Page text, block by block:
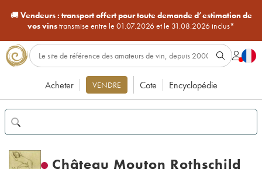
🚚Vendeurs : transport offert pour toute demande d’estimation de
vos vinstransmise entre le 01.07.2026 et le 31.08.2026 inclus*
Acheter VENDRE Cote Encyclopédie
Château Mouton Rothschild